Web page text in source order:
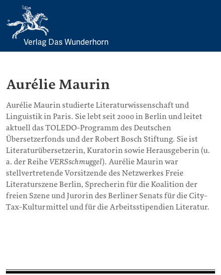
Skip
Verlag Das Wunderhorn
Aurélie Maurin
Aurélie Maurin studierte Literaturwissenschaft und
Linguistik in Paris. Sie lebt seit 2000 in Berlin und leitet
aktuell das TOLEDO-Programm des Deutschen
Übersetzerfonds und der Robert Bosch Stiftung. Sie ist
Literaturübersetzerin, Kuratorin sowie Herausgeberin (u.
a. der Reihe VERSschmuggel). Aurélie Maurin war
stellvertretende Vorsitzende des Netzwerkes Freie
Literaturszene Berlin, Sprecherin für die Koalition der
freien Szene und Jurorin des Berliner Senats für die City-
Tax-Kulturmittel und für die Arbeitsstipendien Literatur.